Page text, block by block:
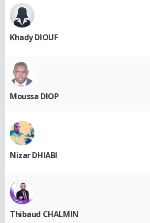
Khady DIOUF
Moussa DIOP
Nizar DHIABI
Thibaud CHALMIN